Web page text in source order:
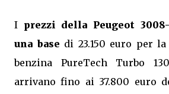
I prezzi della Peugeot 3008-
una base di 23.150 euro per
benzina PureTech Turbo
arrivano fino ai 37.800 euro